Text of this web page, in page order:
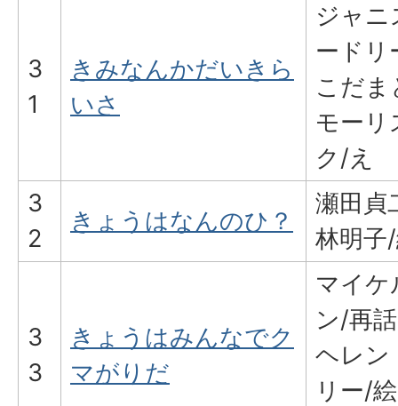
3
1
きみなんかだいきら
いさ
ジャニ
ードリ
こだ
モーリ
ク/え
3
2
きょうはなんのひ？
瀬田貞
林明子
3
3
きょうはみんなでク
マがりだ
マイケ
ン/再話
ヘレン
リー/絵